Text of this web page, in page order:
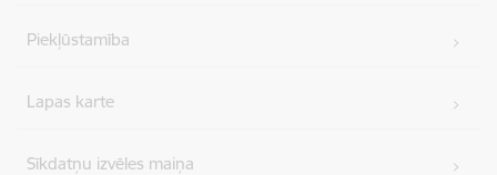
Piekļūstamība
Lapas karte
Sīkdatņu izvēles maiņa